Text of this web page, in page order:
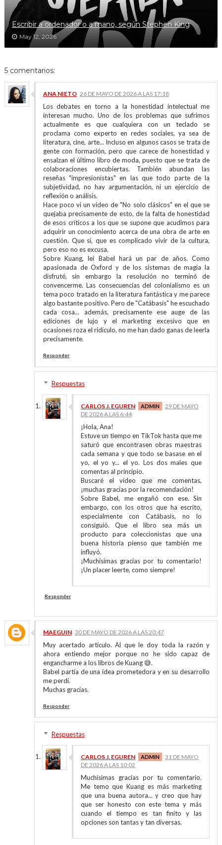
Escribir a ordenador o a mano, según Stephen King
May 12, 2026
5 comentarios:
ANA NIETO 26 DE MAYO DE 2026 A LAS 17:18
Los debates en torno a la honestidad intelectual me
interesan mucho. Uno de los problemas que sufrimos
actualmente es que cualquiera con un teclado se
proclama como experto en redes sociales, ya sea de
literatura, cine, arte... Incluso en algunos casos se trata de
gente con formación, pero que carece de honestidad y
ensalzan el último libro de moda, puesto que se trata de
colaboraciones encubiertas. También abundan las
reseñas "impresionistas" en las que todo parte de la
subjetividad, no hay argumentación, ni un ejercicio de
reflexión o análisis.
Hace poco vi un vídeo de "No solo clásicos" en el que se
quejaba precisamente de esto, de la falta de honestidad
de esos críticos a los que se supone que acudimos para
adquirir un conocimiento acerca de una obra de arte en
cuestión. Que sí, que es complicado vivir de la cultura,
pero eso no es excusa.
Sobre Kuang, leí Babel hará un par de años. Como
apasionada de Oxford y de los sistemas de magia la
disfruté, sin embargo la resolución no terminó de
convencerme. Las consecuencias del colonialismo es un
tema poco tratado en la literatura fantástica y me parece
algo bastante positivo. Pero de "Catábasis" he escuchado
cada cosa... además, precisamente ese auge de las
ediciones de lujo y el marketing excesivo que en
ocasiones roza el ridículo, no me han dado ganas de leerla
precisamente.
Responder
Respuestas
CARLOS J. EGUREN
29 DE MAYO
DE 2026 A LAS 6:44
¡Hola, Ana!
Estuve un tiempo en TikTok hasta que me
saturó que encontrasen obras maestras
cada semana y que todo se basase en el
yo, el yo y... el yo. Los dos males que
comentas al principio.
Buscaré el vídeo que me comentas,
¡muchas gracias por la recomendación!
Sobre Babel, me engañó con ese. Sin
embargo, con los otros que ha escrito,
especialmente con Catábasis, no lo
consiguió. Que el libro sea más un
producto para coleccionistas que una
buena historia pienso que también me
influyó.
¡Muchísimas gracias por tu comentario!
¡Un placer leerte, como siempre!
Responder
MAEGUIN 30 DE MAYO DE 2026 A LAS 20:47
Muy acertado artículo. Al que le doy toda la razón y
ahora entiendo mejor porque no he sido capaz de
engancharme a los libros de Kuang 😅.
Babel partía de una idea prometedora y en su desarrollo
me perdí.
Muchas gracias.
Responder
Respuestas
CARLOS J. EGUREN
31 DE MAYO
DE 2026 A LAS 10:02
Muchísimas gracias por tu comentario.
Me temo que Kuang es más marketing
que una buena autora... y creo que hay
que ser honesto con este tema y más
cuando el tiempo es tan finito y las
opciones son tantas y tan diversas.